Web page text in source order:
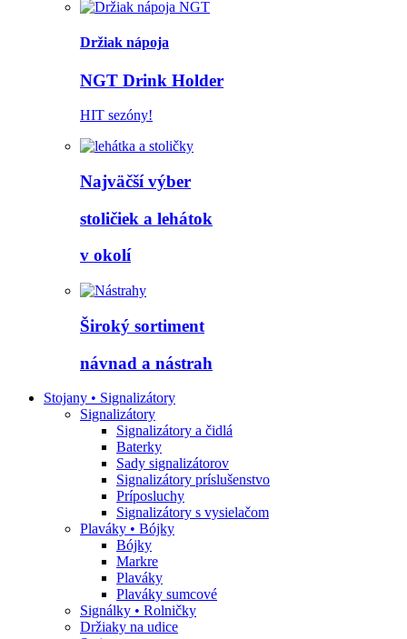
Držiak nápoja
NGT Drink Holder
HIT sezóny!
Najväčší výber
stoličiek a lehátok
v okolí
Široký sortiment
návnad a nástrah
Stojany • Signalizátory
Signalizátory
Signalizátory a čidlá
Baterky
Sady signalizátorov
Signalizátory príslušenstvo
Príposluchy
Signalizátory s vysielačom
Plaváky • Bójky
Bójky
Markre
Plaváky
Plaváky sumcové
Signálky • Rolničky
Držiaky na udice